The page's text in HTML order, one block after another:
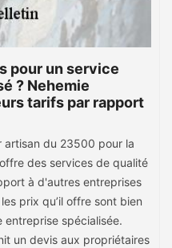
pour un service
? Nehemie
tarifs par rapport
artisan du 23500 pour la
des services de qualité
à d'autres entreprises
prix qu’il offre sont bien
spécialisée.
un devis aux propriétaires